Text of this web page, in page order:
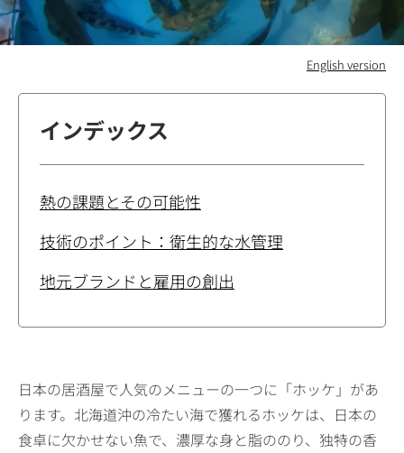
English version
インデックス
熱の課題とその可能性
技術のポイント：衛生的な水管理
地元ブランドと雇用の創出
日本の居酒屋で人気のメニューの一つに「ホッケ」があ
ります。北海道沖の冷たい海で獲れるホッケは、日本の
食卓に欠かせない魚で、濃厚な身と脂ののり、独特の香